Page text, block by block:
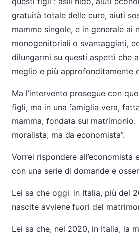
gratuità totale delle cure, aiuti
mamme singole, e in generale ai
monogenitoriali o svantaggiati,
dilungarmi su questi aspetti che
meglio e più approfonditamente
Ma l’intervento prosegue con
figli, ma in una famiglia vera,
mamma, fondata sul
moralista, ma da economista”.
Vorrei rispondere all’economista
con una serie di domande e
Lei sa che oggi, in Italia, più del
nascite avviene fuori del
Lei sa che, nel 2020, in Italia, la